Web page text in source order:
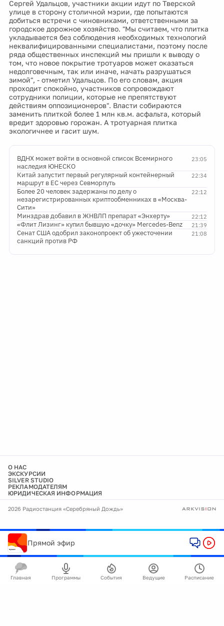
Сергей Удальцов, участники акции идут по Тверской
улице в сторону столичной мэрии, где попытаются
добиться встречи с чиновниками, ответственными за
городское дорожное хозяйство. "Мы считаем, что плитка
укладывается без соблюдения необходимых технологий
неквалифицированными специалистами, поэтому после
ряда общественных инспекций мы пришли к выводу о
том, что новое покрытие тротуаров может оказаться
недолговечным, так или иначе, начать разрушаться
зимой", - отметил Удальцов. По его словам, акция
проходит спокойно, участников сопровождают
сотрудники полиции, которые не препятствуют
действиям оппозиционеров". Власти собираются
заменить плиткой более 1 млн кв.м. асфальта, который
вредит здоровью горожан. А тротуарная плитка
экологичнее и гасит шум.
23:05
ВДНХ может войти в основной список Всемирного
наследия ЮНЕСКО
22:34
Китай запустит первый регулярный контейнерный
маршрут в ЕС через Севморпуть
22:12
Более 20 человек задержаны по делу о
незарегистрированных криптообменниках в «Москва-
Сити»
22:12
Минздрав добавил в ЖНВЛП препарат «Энхерту»
21:39
«Флит Лизинг» купил бывшую «дочку» Mercedes-Benz
21:08
Сенат США одобрил законопроект об ужесточении
санкций против РФ
О НАС
ЭКСКУРСИИ
SILVER STUDIO
РЕКЛАМОДАТЕЛЯМ
ЮРИДИЧЕСКАЯ ИНФОРМАЦИЯ
2026 Радиостанция «Серебряный Дождь»
Прямой эфир
Главная Программы События Ведущие Расписание